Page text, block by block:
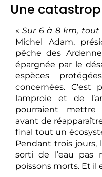
Une
«Sur 6 à 8 km,
Michel Adam,
pêche des
épargnée par le
espèces
concernées.
lamproie et de
pourraient mettre
avant de
final tout un
Pendant trois jours,
sorti de l’eau pas
poissons morts. Et il